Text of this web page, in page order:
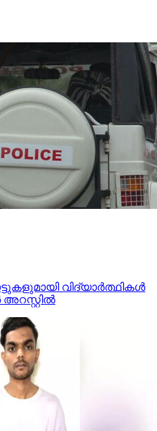
വിദ്യാര്‍ത്ഥികള്‍